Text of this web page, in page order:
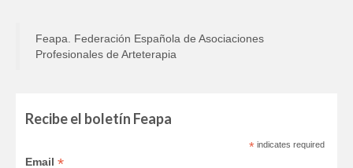
Feapa. Federación Española de Asociaciones
Profesionales de Arteterapia
Recibe el boletín Feapa
* indicates required
Email*